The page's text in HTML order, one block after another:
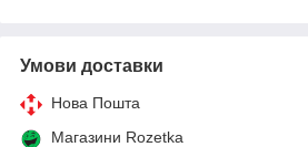
Умови доставки
Нова Пошта
Магазини Rozetka